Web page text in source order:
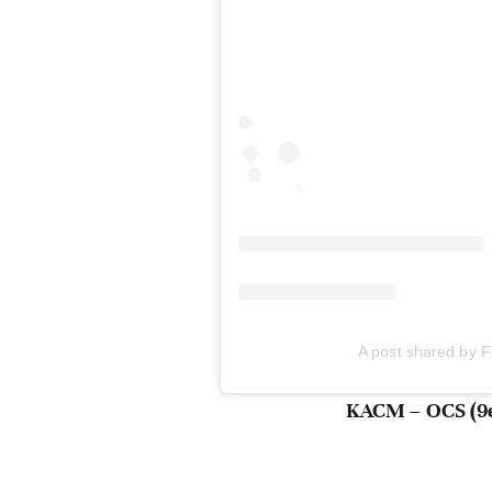
A post shared by
KACM – OCS